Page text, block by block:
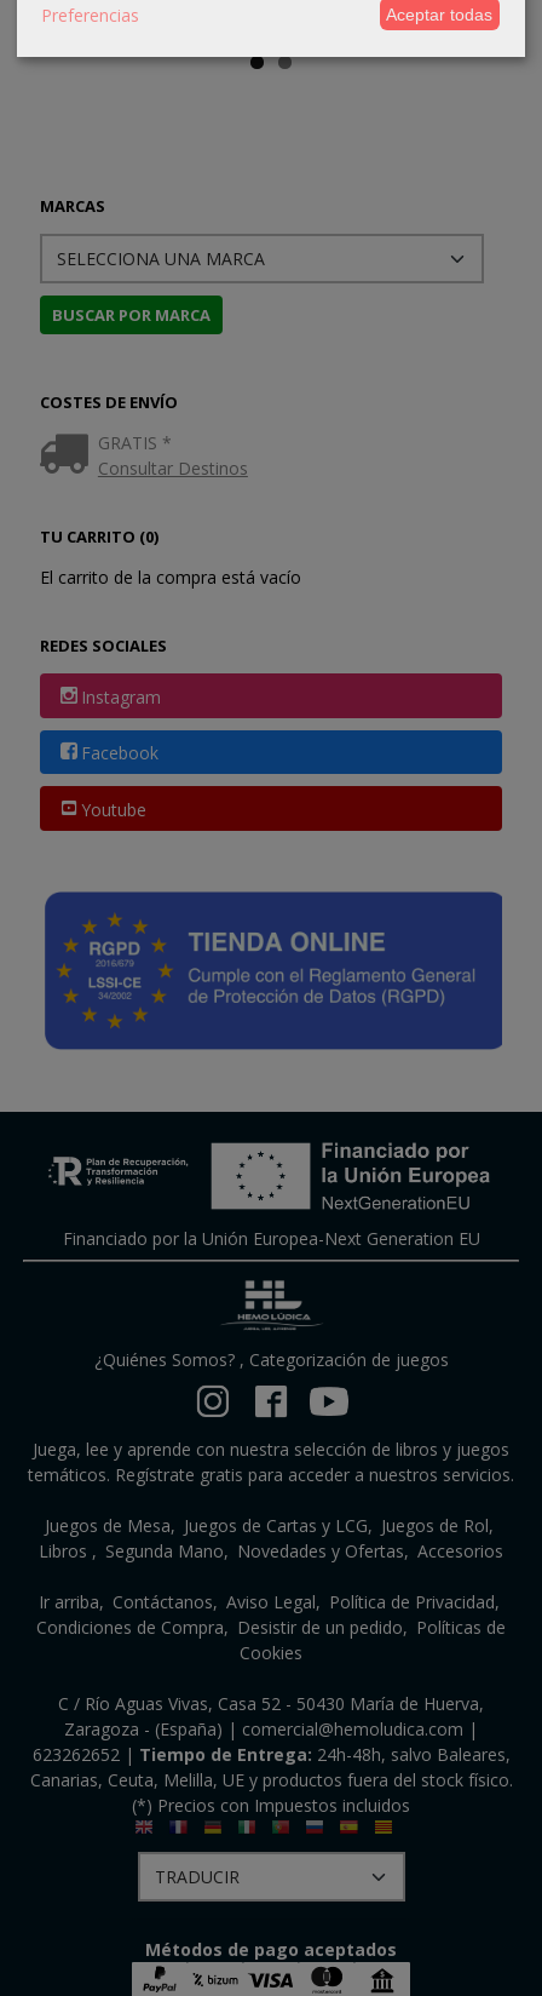
MARCAS
COSTES DE ENVÍO
GRATIS *
Consultar Destinos
TU CARRITO (0)
El carrito de la compra está vacío
REDES SOCIALES
Instagram
Facebook
Youtube
69,99 €
Financiado por la Unión Europea-Next Generation EU
¿Quiénes Somos?, Categorización de juegos
Juega, lee y aprende con nuestra selección de libros y juegos
temáticos. Regístrate gratis para acceder a nuestros servicios.
Juegos de Mesa Juegos de Cartas y LCG
Juegos de Rol
Libros
Segunda Mano Novedades y Ofertas Accesorios
Ir arriba Contáctanos Aviso Legal
Política de Privacidad
Condiciones de Compra
Desistir de un pedido
Políticas de
Cookies
C / Río Aguas Vivas, Casa 52 - 50430 María de Huerva,
Zaragoza - (España) | comercial@hemoludica.com |
623262652| Tiempo de Entrega: 24h-48h, salvo Baleares,
Canarias, Ceuta, Melilla, UE y productos fuera del stock físico.
(*) Precios con Impuestos incluidos
Métodos de pago aceptados
Preferencias Aceptar todas